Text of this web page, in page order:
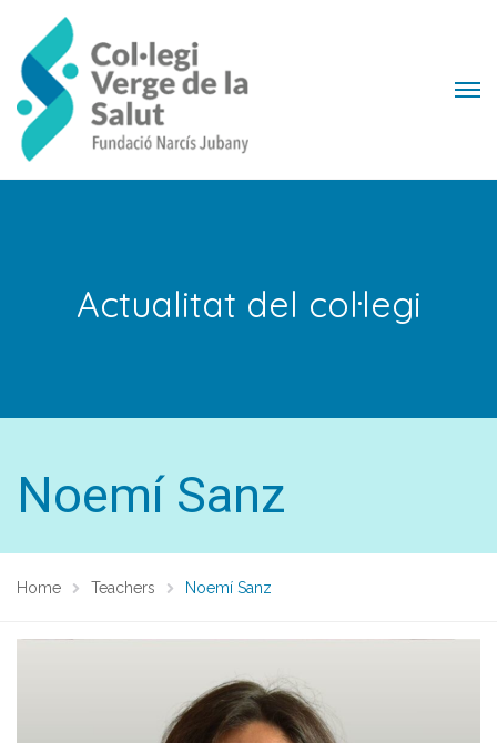
Actualitat del col·legi
Noemí Sanz
Home Teachers Noemí Sanz